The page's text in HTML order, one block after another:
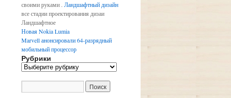
своими руками . Ландшафтный дизайн
все стадии проектирования дизаи
Ландшафтное
Новая Nokia Lumia
Marvell анонсировали 64-разрядный
мобильный процессор
Рубрики
Р
р